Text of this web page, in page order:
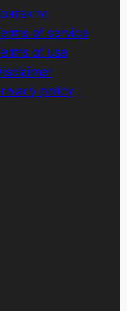
of service
of use
policy